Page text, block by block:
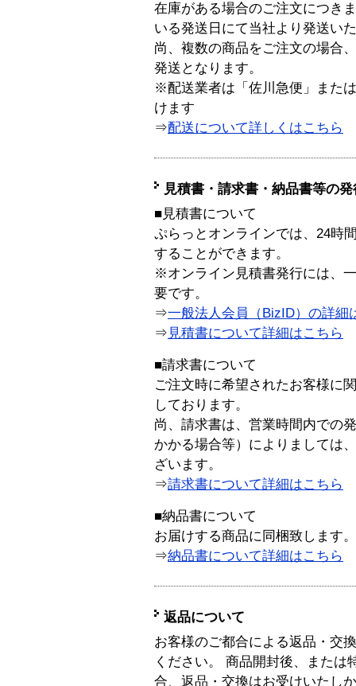
在庫がある場合のご注文につき
いる発送日にて当社より発送い
尚、複数の商品をご注文の場合
発送となります。
※配送業者は「佐川急便」また
けます
⇒配送について詳しくはこちら
見積書・請求書・納品書等の
■見積書について
ぷらっとオンラインでは、24時
することができます。
※オンライン見積書発行には、
要です。
⇒一般法人会員（BizID）の詳細
⇒ 見積書について詳細はこちら
■請求書について
ご注文時に希望されたお客様に
しております。
尚、請求書は、営業時間内での
かかる場合等）によりましては
ざいます。
⇒請求書について詳細はこちら
■納品書について
お届けする商品に同梱致します。
⇒納品書について詳細はこちら
返品について
お客様のご都合による返品・交
ください。 商品開封後、または
合、返品・交換はお受けいたし